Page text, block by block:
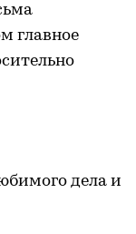
главное
дела и